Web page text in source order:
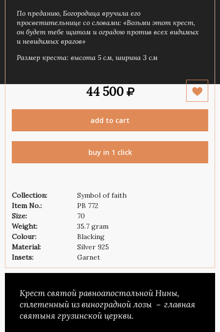
По преданию, Богородица вручила его
просветительнице со словами: «Возьми этот крест,
он будет тебе щитом и оградою против всех видимых
и невидимых врагов»
Размер креста: высота 5 см, ширина 3 см
44 500
add to cart
buy in 1 click
Collection:
Symbol of faith
Item No.:
PB 772
Size:
70
Weight:
35.7 gram
Colour:
Blacking
Material:
Silver 925
Insets:
Garnet
Крест святой равноапостольной Нины,
сплетенный из виноградной лозы － главная
святыня грузинской церкви.